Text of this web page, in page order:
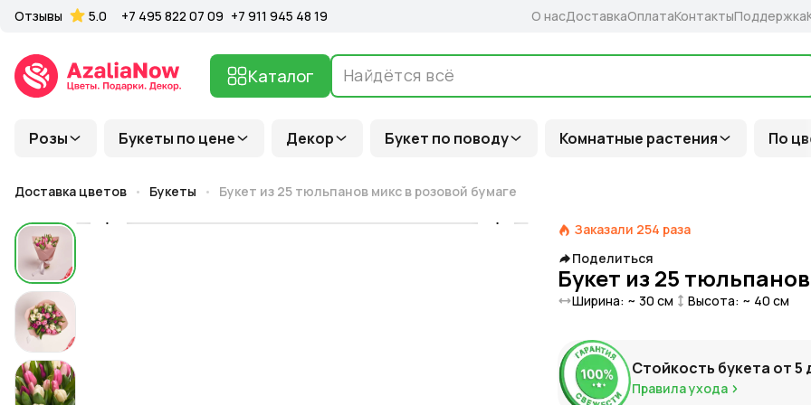
Розы Букеты по цене Декор Букет по поводу Комнатные растения По
Каталог
Отзывы 5.0 +7 495 822 07 09 +7 911 945 48 19 О насДоставкаОплатаКонтактыПоддержка
Доставка цветов Букеты Букет из 25 тюльпанов микс в розовой бумаге
Заказали 254 раза
Поделиться
Букет из 25
Ширина: ~ 30 см Высота: ~ 40 см
Стойкость букета от5
Правила ухода